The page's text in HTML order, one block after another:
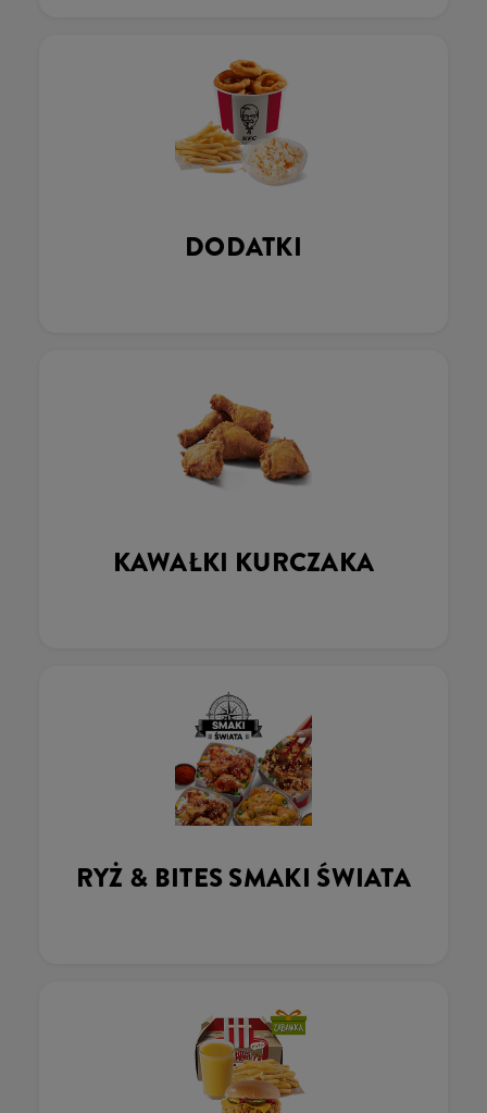
DODATKI
KAWAŁKI KURCZAKA
RYŻ & BITES SMAKI ŚWIATA